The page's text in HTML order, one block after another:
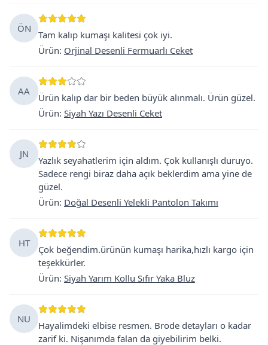
ÖN
Tam kalıp kumaşı kalitesi çok iyi.
Ürün: Orjinal Desenli Fermuarlı Ceket
AA
Ürün kalıp dar bir beden büyük alınmalı. Ürün güzel.
Ürün: Siyah Yazı Desenli Ceket
JN
Yazlık seyahatlerim için aldım. Çok kullanışlı duruyo.
Sadece rengi biraz daha açık beklerdim ama yine de
güzel.
Ürün: Doğal Desenli Yelekli Pantolon Takımı
HT
Çok beğendim.ürünün kumaşı harika,hızlı kargo için
teşekkürler.
Ürün: Siyah Yarım Kollu Sıfır Yaka Bluz
NU
Hayalimdeki elbise resmen. Brode detayları o kadar
zarif ki. Nişanımda falan da giyebilirim belki.